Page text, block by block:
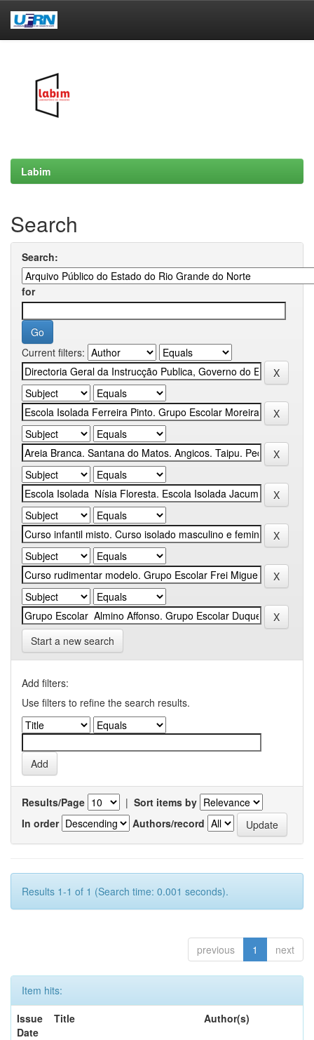
Labim
Search
Search:
for
Current filters:
Start a new search
Add filters:
Use filters to refine the search results.
Results/Page | Sort items by
In order
Authors/record
Results 1-1 of 1 (Search time: 0.001 seconds).
previous 1 next
Item hits:
Issue
Date
Title Author(s)